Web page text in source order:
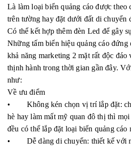
Là làm loại biển quảng cáo được theo
trên tường hay đặt dưới đất di chuyển
Có thể kết hợp thêm đèn Led để gây
Những tấm biển hiệu quảng cáo
khả năng marketing 2 mặt rất độc đáo
thịnh hành trong thời gian gần đây.
như:
Về ưu điểm
• Không kén chọn vị trí lắp đặt: chỉ
hè hay làm mất mỹ quan đô thị thì
đều có thể lắp đặt loại biển quảng cáo
• Dễ dàng di chuyển: thiết kế với